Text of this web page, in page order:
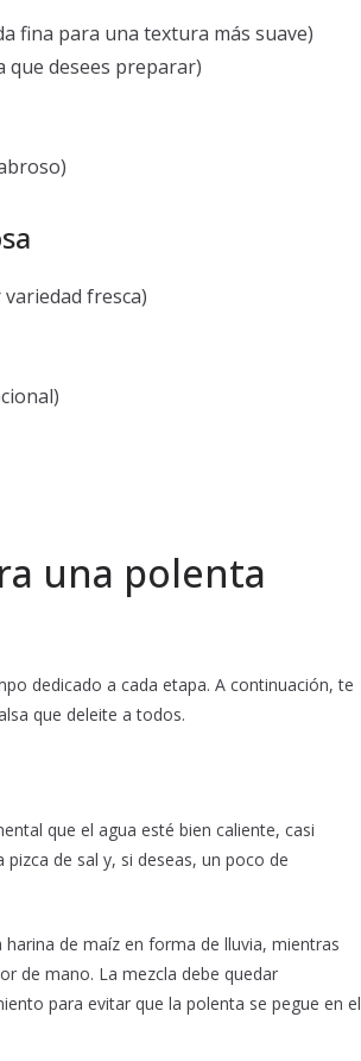
fina para una textura más suave)
que desees preparar)
fresca)
una polenta
dedicado a cada etapa. A continuación, te
que deleite a todos.
que el agua esté bien caliente, casi
de sal y, si deseas, un poco de
de maíz en forma de lluvia, mientras
de mano. La mezcla debe quedar
para evitar que la polenta se pegue en el